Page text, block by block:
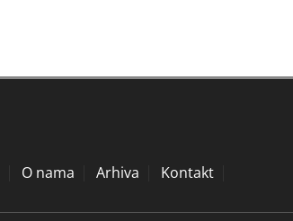
O nama Arhiva Kontakt